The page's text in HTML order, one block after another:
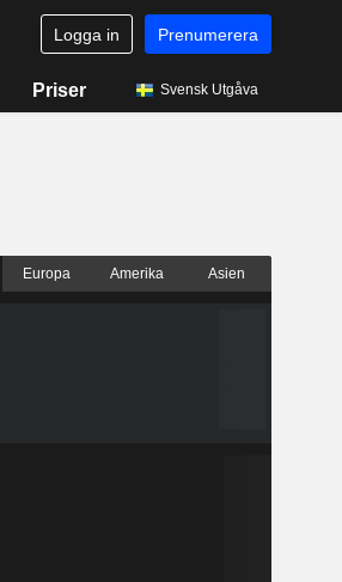
Logga in Prenumerera
Priser Svensk Utgåva
Europa Amerika Asien